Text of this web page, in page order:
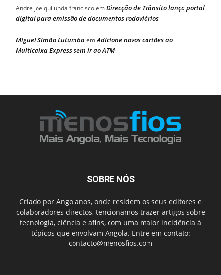
Andre joe quilunda franciscoemDirecção de Trânsito lança portal
digital para emissão de documentos rodoviários
Miguel Simão LutumbaemAdicione novos cartões ao
Multicaixa Express sem ir ao ATM
SOBRE NÓS
Criado por Angolanos, onde residem os seus editores e
colaboradores directos, tencionamos trazer artigos sobre
tecnologia, ciência e afins, com uma maior incidência à
tópicos que envolvam Angola. Entre em contato:
contacto@menosfios.com